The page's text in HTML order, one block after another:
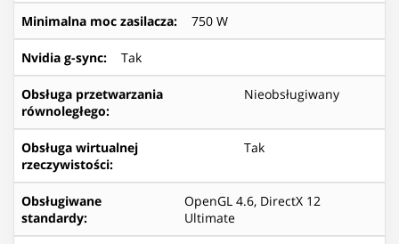
Minimalna moc zasilacza: 750 W
Nvidia g-sync: Tak
Obsługa przetwarzania
równoległego:
Nieobsługiwany
Obsługa wirtualnej
rzeczywistości:
Tak
Obsługiwane
standardy:
OpenGL 4.6, DirectX 12
Ultimate